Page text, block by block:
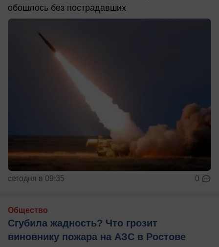
обошлось без пострадавших
сегодня в 09:35 0
Общество
Сгубила жадность? Что грозит
виновнику пожара на АЗС в Ростове